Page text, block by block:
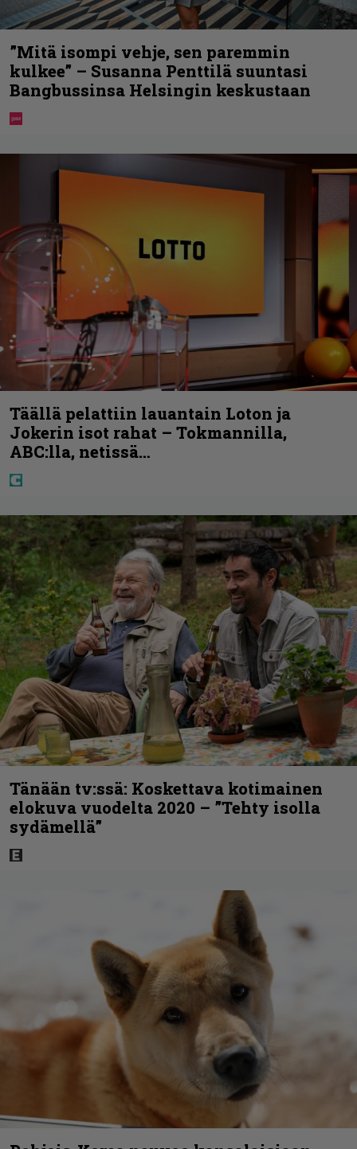
”Mitä isompi vehje, sen paremmin
kulkee” – Susanna Penttilä suuntasi
Bangbussinsa Helsingin keskustaan
Täällä pelattiin lauantain Loton ja
Jokerin isot rahat – Tokmannilla,
ABC:lla, netissä…
Tänään tv:ssä: Koskettava kotimainen
elokuva vuodelta 2020 – ”Tehty isolla
sydämellä”